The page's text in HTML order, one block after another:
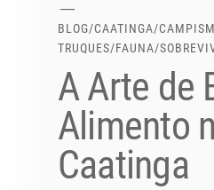
BLOG/CAATINGA/
TRUQUES/FAUNA/
A Arte de
Alimento
Caatinga